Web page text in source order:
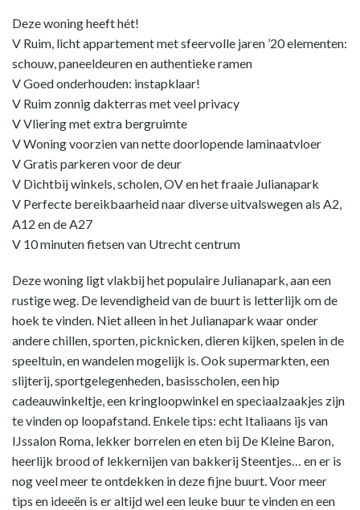
Deze woning heeft hét!
V Ruim, licht appartement met sfeervolle jaren ’20 elementen:
schouw, paneeldeuren en authentieke ramen
V Goed onderhouden: instapklaar!
V Ruim zonnig dakterras met veel privacy
V Vliering met extra bergruimte
V Woning voorzien van nette doorlopende laminaatvloer
V Gratis parkeren voor de deur
V Dichtbij winkels, scholen, OV en het fraaie Julianapark
V Perfecte bereikbaarheid naar diverse uitvalswegen als A2,
A12 en de A27
V 10 minuten fietsen van Utrecht centrum
Deze woning ligt vlakbij het populaire Julianapark, aan een
rustige weg. De levendigheid van de buurt is letterlijk om de
hoek te vinden. Niet alleen in het Julianapark waar onder
andere chillen, sporten, picknicken, dieren kijken, spelen in de
speeltuin, en wandelen mogelijk is. Ook supermarkten, een
slijterij, sportgelegenheden, basisscholen, een hip
cadeauwinkeltje, een kringloopwinkel en speciaalzaakjes zijn
te vinden op loopafstand. Enkele tips: echt Italiaans ijs van
IJssalon Roma, lekker borrelen en eten bij De Kleine Baron,
heerlijk brood of lekkernijen van bakkerij Steentjes… en er is
nog veel meer te ontdekken in deze fijne buurt. Voor meer
tips en ideeën is er altijd wel een leuke buur te vinden en een